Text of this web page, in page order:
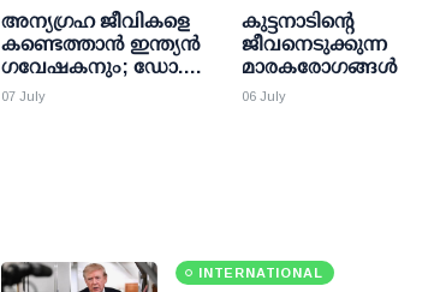
അന്യഗ്രഹ ജീവികളെ
കണ്ടെത്താന്‍ ഇന്ത്യന്‍
ഗവേഷകനും; ഡോ.
ദേവേഷ് നന്ദല്‍
07 July
കുട്ടനാടിന്റെ
ജീവനെടുക്കുന്ന
മാരകരോഗങ്ങൾ
06 July
INTERNATIONAL